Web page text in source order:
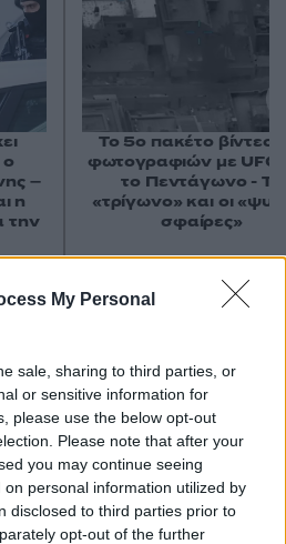
My Personal
sale, sharing to third parties, or
or sensitive information for
please use the below opt-out
Please note that after your
you may continue seeing
personal information utilized by
disclosed to third parties prior to
opt-out of the further
εδώ
50 /50
ο
–
η
την
Το 5ο πακέτο βίντεο
φωτογραφιών με UFO
το Πεντάγωνο - Το
«τρίγωνο» και οι
σφαίρες»